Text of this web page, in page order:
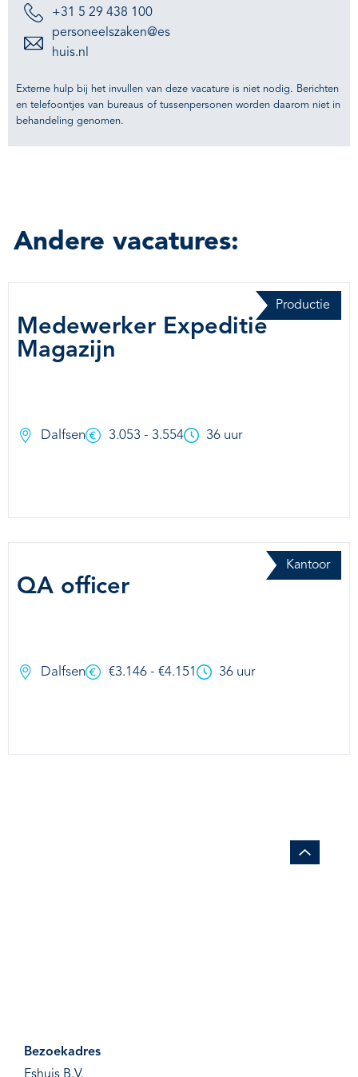
+31 5 29 438 100
personeelszaken@es
huis.nl
Externe hulp bij het invullen van deze vacature is niet nodig. Berichten
en telefoontjes van bureaus of tussenpersonen worden daarom niet in
behandeling genomen.
Andere vacatures:
Productie
Medewerker Expeditie
Magazijn
Dalfsen 3.053 - 3.554 36 uur
Kantoor
QA officer
Dalfsen €3.146 - €4.151 36 uur
Bezoekadres